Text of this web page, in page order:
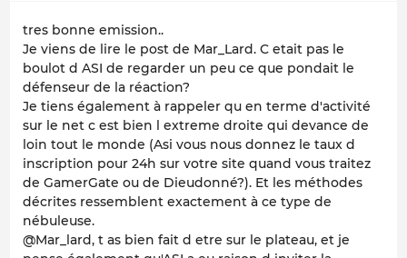
tres bonne emission..
Je viens de lire le post de Mar_Lard. C etait pas le
boulot d ASI de regarder un peu ce que pondait le
défenseur de la réaction?
Je tiens également à rappeler qu en terme d'activité
sur le net c est bien l extreme droite qui devance de
loin tout le monde (Asi vous nous donnez le taux d
inscription pour 24h sur votre site quand vous traitez
de GamerGate ou de Dieudonné?). Et les méthodes
décrites ressemblent exactement à ce type de
nébuleuse.
@Mar_lard, t as bien fait d etre sur le plateau, et je